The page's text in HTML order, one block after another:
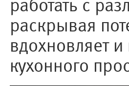
работать с
раскрывая
вдохновляет
кухонного